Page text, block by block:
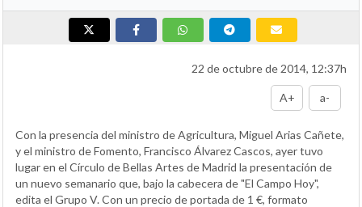
22 de octubre de 2014, 12:37h
A+ a-
Con la presencia del ministro de Agricultura, Miguel Arias Cañete,
y el ministro de Fomento, Francisco Álvarez Cascos, ayer tuvo
lugar en el Círculo de Bellas Artes de Madrid la presentación de
un nuevo semanario que, bajo la cabecera de "El Campo Hoy",
edita el Grupo V. Con un precio de portada de 1 €, formato